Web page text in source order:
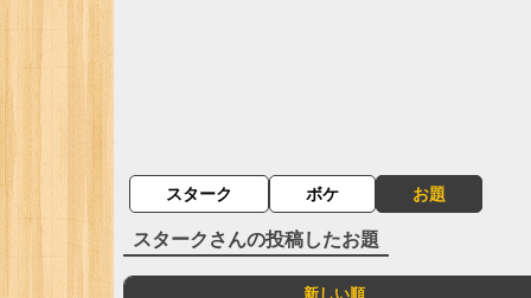
スターク ボケ お題
スターク さんの投稿したお題
新しい順